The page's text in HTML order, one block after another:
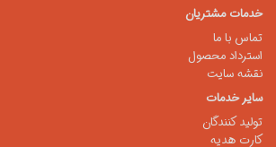
خدمات مشتریان
تماس با ما
استرداد محصول
نقشه سایت
سایر خدمات
تولید کنندگان
کارت هدیه